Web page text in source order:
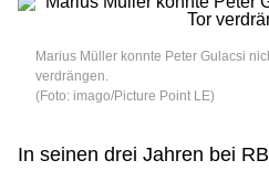
Marius Müller konnte Peter Gulacsi
verdrängen.
(Foto: imago/Picture Point LE)
In seinen drei Jahren bei